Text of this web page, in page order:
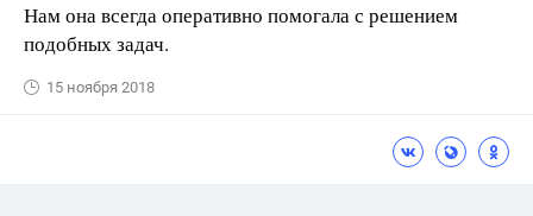
Нам она всегда оперативно помогала с решением
подобных задач.
15 ноября 2018